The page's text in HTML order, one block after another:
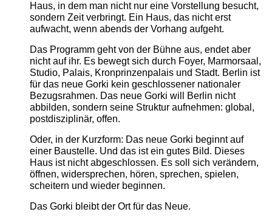
Haus, in dem man nicht nur eine Vorstellung besucht,
sondern Zeit verbringt. Ein Haus, das nicht erst
aufwacht, wenn abends der Vorhang aufgeht.
Das Programm geht von der Bühne aus, endet aber
nicht auf ihr. Es bewegt sich durch Foyer, Marmorsaal,
Studio, Palais, Kronprinzenpalais und Stadt. Berlin ist
für das neue Gorki kein geschlossener nationaler
Bezugsrahmen. Das neue Gorki will Berlin nicht
abbilden, sondern seine Struktur aufnehmen: global,
postdisziplinär, offen.
Oder, in der Kurzform: Das neue Gorki beginnt auf
einer Baustelle. Und das ist ein gutes Bild. Dieses
Haus ist nicht abgeschlossen. Es soll sich verändern,
öffnen, widersprechen, hören, sprechen, spielen,
scheitern und wieder beginnen.
Das Gorki bleibt der Ort für das Neue.